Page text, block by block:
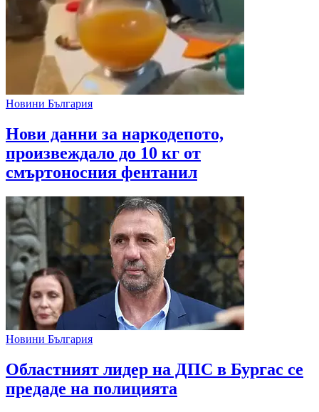
Новини България
Нови данни за наркодепото,
произвеждало до 10 кг от
смъртоносния фентанил
Новини България
Областният лидер на ДПС в Бургас се
предаде на полицията